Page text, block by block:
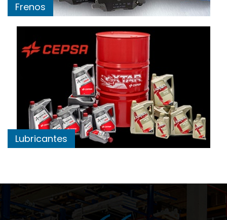
Frenos
Lubricantes